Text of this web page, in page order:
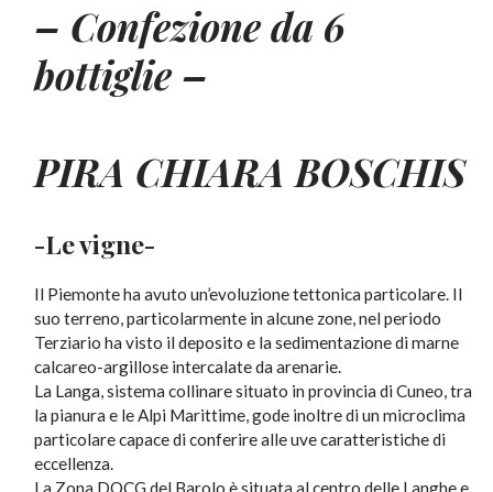
– Confezione da 6
bottiglie –
PIRA CHIARA BOSCHIS
-Le vigne-
Il Piemonte ha avuto un’evoluzione tettonica particolare. Il
suo terreno, particolarmente in alcune zone, nel periodo
Terziario ha visto il deposito e la sedimentazione di marne
calcareo-argillose intercalate da arenarie.
La Langa, sistema collinare situato in provincia di Cuneo, tra
la pianura e le Alpi Marittime, gode inoltre di un microclima
particolare capace di conferire alle uve caratteristiche di
eccellenza.
La Zona DOCG del Barolo è situata al centro delle Langhe e